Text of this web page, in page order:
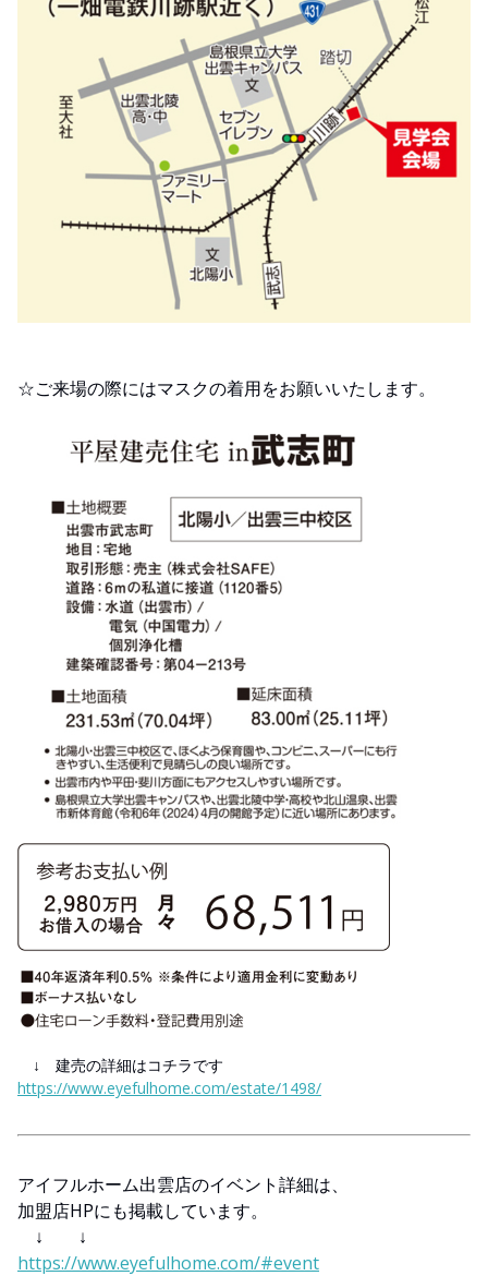
☆ご来場の際にはマスクの着用をお願いいたします。
↓ 建売の詳細はコチラです
https://www.eyefulhome.com/estate/1498/
アイフルホーム出雲店のイベント詳細は、
加盟店HPにも掲載しています。
↓ ↓
https://www.eyefulhome.com/#event